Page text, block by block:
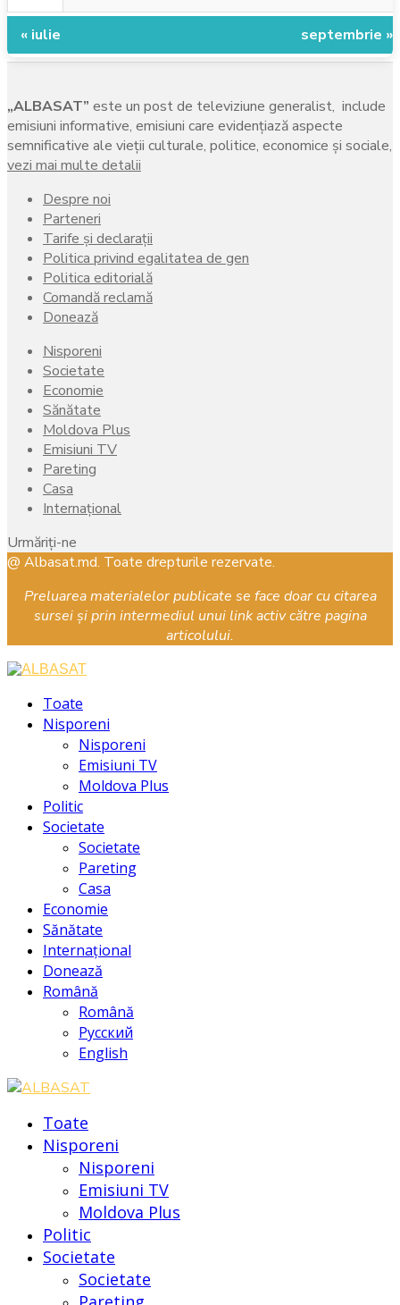
« iulie septembrie »
„ALBASAT” este un post de televiziune generalist, include
emisiuni informative, emisiuni care evidenţiază aspecte
semnificative ale vieţii culturale, politice, economice şi sociale,
vezi mai multe detalii
Despre noi
Parteneri
Tarife și declarații
Politica privind egalitatea de gen
Politica editorială
Comandă reclamă
Donează
Nisporeni
Societate
Economie
Sănătate
Moldova Plus
Emisiuni TV
Pareting
Casa
Internațional
Urmăriți-ne
Facebook
Instagram
Youtube
@ Albasat.md. Toate drepturile rezervate.
Preluarea materialelor publicate se face doar cu citarea
sursei și prin intermediul unui link activ către pagina
articolului.
Toate
Nisporeni
Nisporeni
Emisiuni TV
Moldova Plus
Politic
Societate
Societate
Pareting
Casa
Economie
Sănătate
Internațional
Donează
Română
Română
Русский
English
Toate
Nisporeni
Nisporeni
Emisiuni TV
Moldova Plus
Politic
Societate
Societate